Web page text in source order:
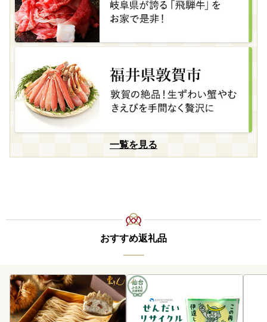
一覧を見る
おすすめ返礼品